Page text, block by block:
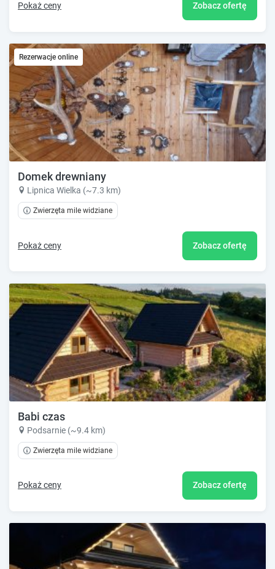
Pokaż ceny Zobacz ofertę
Rezerwacje online
Domek drewniany
Lipnica Wielka (~7.3 km)
Zwierzęta mile widziane
Pokaż ceny Zobacz ofertę
Babi czas
Podsarnie (~9.4 km)
Zwierzęta mile widziane
Pokaż ceny Zobacz ofertę